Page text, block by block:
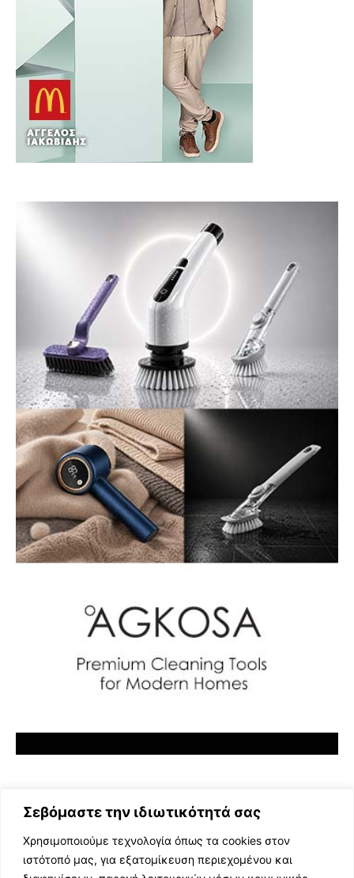
Σεβόμαστε την ιδιωτικότητά σας
Χρησιμοποιούμε τεχνολογία όπως τα cookies στον
ιστότοπό μας, για εξατομίκευση περιεχομένου και